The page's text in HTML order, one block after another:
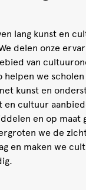
lang kunst en
delen onze
van
helpen we
kunst en
en cultuur
en op maat
we de
en maken we